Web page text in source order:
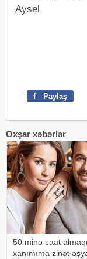
f Paylaş
Oxşar xəbərlər
50 minə saat
xanımıma zinət